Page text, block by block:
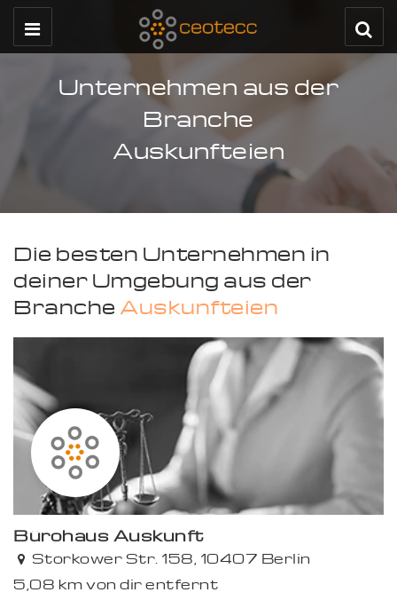
Unternehmen aus der
Branche
Auskunfteien
Die besten Unternehmen in
deiner Umgebung aus der
Branche Auskunfteien
Bürohaus Auskunft
Storkower Str. 158, 10407 Berlin
5,08 km von dir entfernt